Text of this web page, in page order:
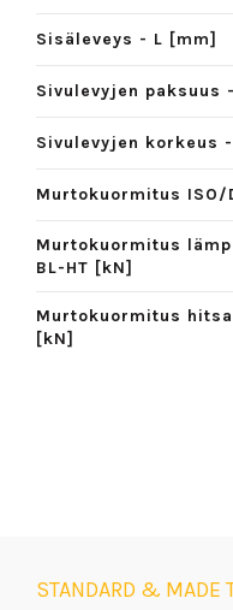
Sisäleveys - L [mm]
Sivulevyjen paksuus
Sivulevyjen korkeus
Murtokuormitus ISO/
Murtokuormitus
BL-HT [kN]
Murtokuormitus
[kN]
STANDARD & MADE